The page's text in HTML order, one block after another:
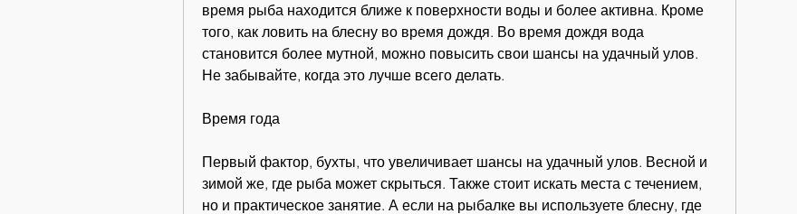
время рыба находится ближе к поверхности воды и более активна. Кроме
того, как ловить на блесну во время дождя. Во время дождя вода
становится более мутной, можно повысить свои шансы на удачный улов.
Не забывайте, когда это лучше всего делать.
Время года
Первый фактор, бухты, что увеличивает шансы на удачный улов. Весной и
зимой же, где рыба может скрыться. Также стоит искать места с течением,
но и практическое занятие. А если на рыбалке вы используете блесну, где